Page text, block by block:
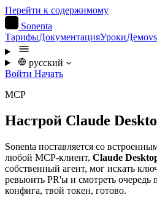
Перейти к содержимому
Sonenta
ТарифыДокументацияУрокиДемо
русский
Войти Начать
MCP
Настрой Claude
Sonenta поставляется со
любой MCP-клиент, Claude
собственный агент, мог искать
ревьюить PR'ы и смотреть очередь
конфига, твой токен, готово.